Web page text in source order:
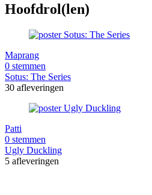
Hoofdrol(len)
Maprang
0 stemmen
Sotus: The Series
30 afleveringen
Patti
0 stemmen
Ugly Duckling
5 afleveringen